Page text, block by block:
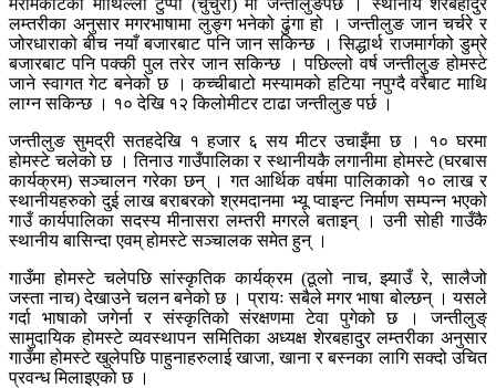
लम्तरीका अनुसार मगरभाषामा लुङ्ग भनेको ढुंगा हो । जन्तीलुङ जान चर्चरे र
जोरधाराको बीच नयाँ बजारबाट पनि जान सकिन्छ । सिद्धार्थ राजमार्गको डुम्रे
बजारबाट पनि पक्की पुल तरेर जान सकिन्छ । पछिल्लो वर्ष जन्तीलुङ होमस्टे
जाने स्वागत गेट बनेको छ । कच्चीबाटो मस्यामको हटिया नपुग्दै वरैबाट माथि
लाग्न सकिन्छ । १० देखि १२ किलोमीटर टाढा जन्तीलुङ पर्छ ।
जन्तीलुङ सुमद्री सतहदेखि १ हजार ६ सय मीटर उचाइँमा छ । १० घरमा
होमस्टे चलेको छ । तिनाउ गाउँपालिका र स्थानीयकै लगानीमा होमस्टे (घरबास
कार्यक्रम) सञ्चालन गरेका छन् । गत आर्थिक वर्षमा पालिकाको १० लाख र
स्थानीयहरुको दुई लाख बराबरको श्रमदानमा भ्यू प्वाइन्ट निर्माण सम्पन्न भएको
गाउँ कार्यपालिका सदस्य मीनासरा लम्तरी मगरले बताइन् । उनी सोही गाउँकै
स्थानीय बासिन्दा एवम् होमस्टे सञ्चालक समेत हुन् ।
गाउँमा होमस्टे चलेपछि सांस्कृतिक कार्यक्रम (ठूलो नाच, झ्याउँ रे, सालैजो
जस्ता नाच) देखाउने चलन बनेको छ । प्रायः सबैले मगर भाषा बोल्छन् । यसले
गर्दा भाषाको जगेर्ना र संस्कृतिको संरक्षणमा टेवा पुगेको छ । जन्तीलुङ्
सामुदायिक होमस्टे व्यवस्थापन समितिका अध्यक्ष शेरबहादुर लम्तरीका अनुसार
गाउँमा होमस्टे खुलेपछि पाहुनाहरुलाई खाजा, खाना र बस्नका लागि सक्दो उचित
प्रवन्ध मिलाइएको छ ।